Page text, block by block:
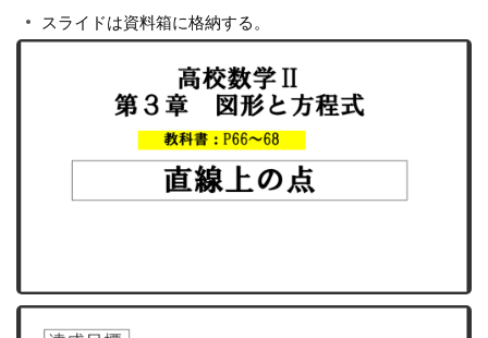
スライドは資料箱に格納する。